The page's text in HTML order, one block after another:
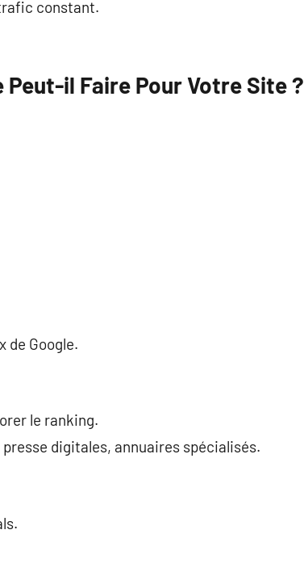
constant.
Peut-il Faire Pour Votre Site ?
de Google.
le ranking.
digitales, annuaires spécialisés.